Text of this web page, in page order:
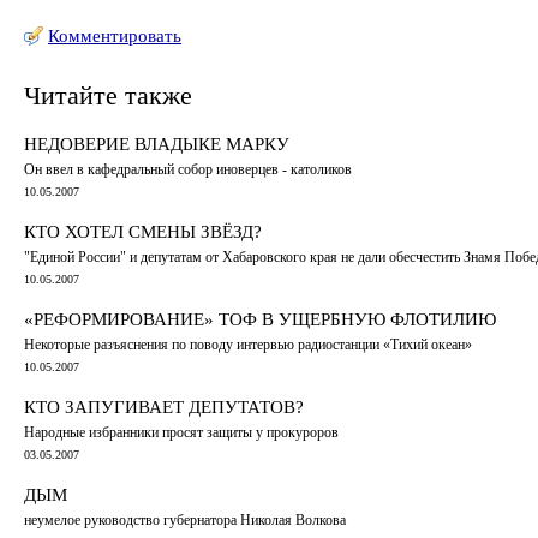
Комментировать
Читайте также
НЕДОВЕРИЕ ВЛАДЫКЕ МАРКУ
Он ввел в кафедральный собор иноверцев - католиков
10.05.2007
КТО ХОТЕЛ СМЕНЫ ЗВЁЗД?
"Единой России" и депутатам от Хабаровского края не дали обесчестить Знамя
10.05.2007
«РЕФОРМИРОВАНИЕ» ТОФ В УЩЕРБНУЮ ФЛОТИЛИЮ
Некоторые разъяснения по поводу интервью радиостанции «Тихий океан»
10.05.2007
КТО ЗАПУГИВАЕТ ДЕПУТАТОВ?
Народные избранники просят защиты у прокуроров
03.05.2007
ДЫМ
неумелое руководство губернатора Николая Волкова